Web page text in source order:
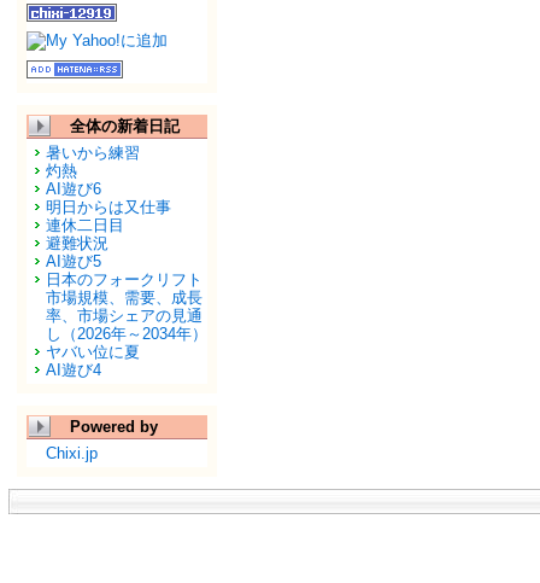
全体の新着日記
暑いから練習
灼熱
AI遊び6
明日からは又仕事
連休二日目
避難状況
AI遊び5
日本のフォークリフト
市場規模、需要、成長
率、市場シェアの見通
し（2026年～2034年）
ヤバい位に夏
AI遊び4
Powered by
Chixi.jp